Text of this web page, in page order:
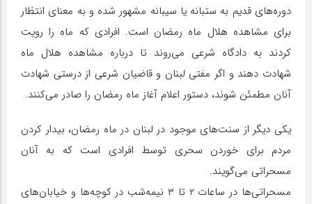
دوره‌های قدیم به ستبانه یا سیبانه مشهور شده و به معنای انتظار
برای مشاهده هلال ماه رمضان است. افرادی که ماه را رویت
کردند به دادگاه شرعی می‌روند تا درباره مشاهده هلال ماه
شهادت دهند و اگر مفتی لبنان و قاضیان شرعی از درستی شهادت
آنان مطمئن شوند، دستور اعلام آغاز ماه رمضان را صادر می‌کنند.
یکی دیگر از سنت‌های موجود در لبنان در ماه رمضان، بیدار کردن
مردم برای خوردن سحری توسط افرادی است که به آنان
مسحراتی می‌گویند.
مسحراتی‌ها در ساعات ۲ تا ۳ نیمه‌شب در کوچه‌ها و خیابان‌های